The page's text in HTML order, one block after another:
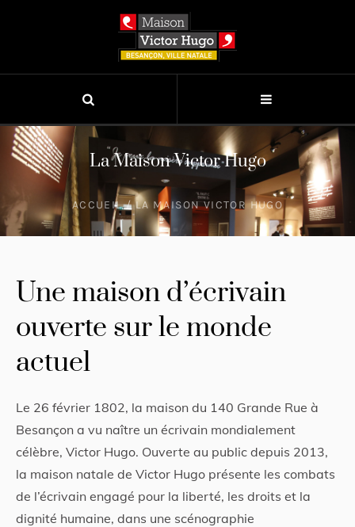
La Maison Victor Hugo
ACCUEIL / LA MAISON VICTOR HUGO
Une maison d’écrivain
ouverte sur le monde
actuel
Le 26 février 1802, la maison du 140 Grande Rue à
Besançon a vu naître un écrivain mondialement
célèbre, Victor Hugo. Ouverte au public depuis 2013,
la maison natale de Victor Hugo présente les combats
de l’écrivain engagé pour la liberté, les droits et la
dignité humaine, dans une scénographie